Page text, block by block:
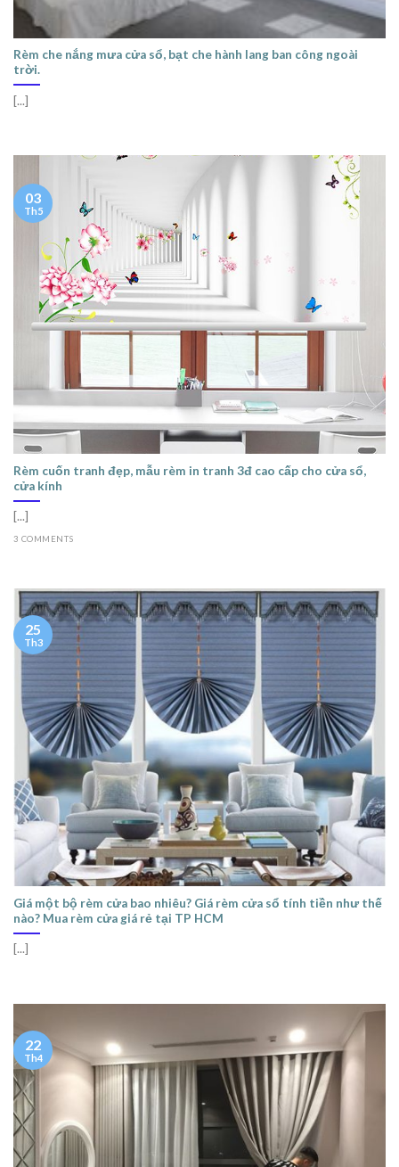
Rèm che nắng mưa cửa sổ, bạt che hành lang ban công ngoài
trời.
[...]
Rèm cuốn tranh đẹp, mẫu rèm in tranh 3đ cao cấp cho cửa sổ,
cửa kính
[...]
3 COMMENTS
03
Th5
Giá một bộ rèm cửa bao nhiêu? Giá rèm cửa sổ tính tiền như thế
nào? Mua rèm cửa giá rẻ tại TP HCM
[...]
25
Th3
22
Th4